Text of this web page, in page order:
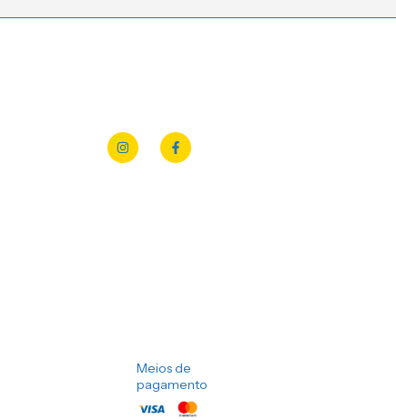
Meios de
pagamento